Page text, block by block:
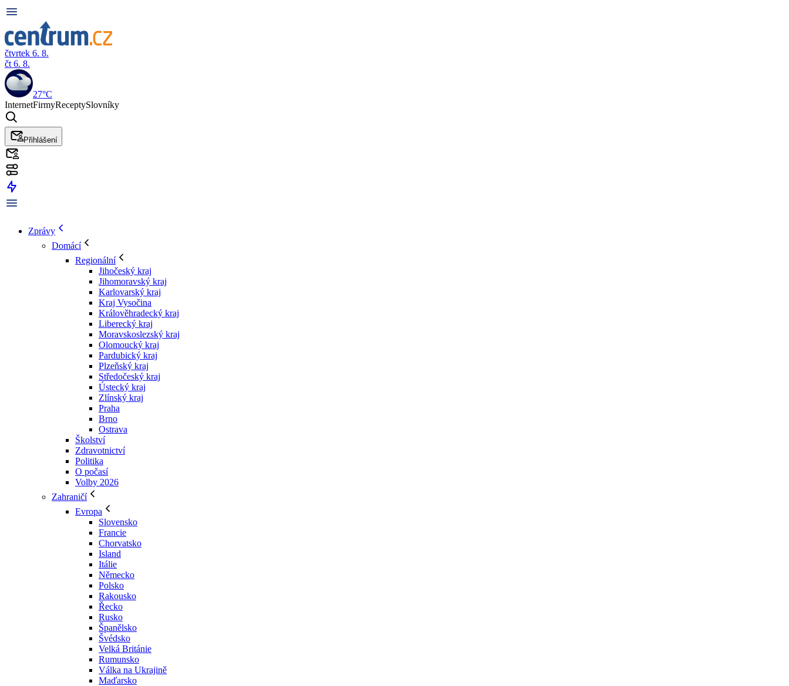
čtvrtek 6. 8.
čt 6. 8.
27°C
InternetFirmyReceptySlovníky
Přihlášení
Zprávy
Domácí
Regionální
Jihočeský kraj
Jihomoravský kraj
Karlovarský kraj
Kraj Vysočina
Králověhradecký kraj
Liberecký kraj
Moravskoslezský kraj
Olomoucký kraj
Pardubický kraj
Plzeňský kraj
Středočeský kraj
Ústecký kraj
Zlínský kraj
Praha
Brno
Ostrava
Školství
Zdravotnictví
Politika
O počasí
Volby 2026
Zahraničí
Evropa
Slovensko
Francie
Chorvatsko
Island
Itálie
Německo
Polsko
Rakousko
Řecko
Rusko
Španělsko
Švédsko
Velká Británie
Rumunsko
Válka na Ukrajině
Maďarsko